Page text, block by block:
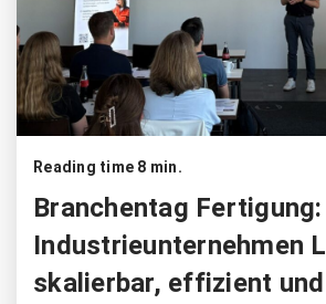
Reading time 8 min.
Branchentag Fertigung:
Industrieunternehmen
skalierbar, effizient